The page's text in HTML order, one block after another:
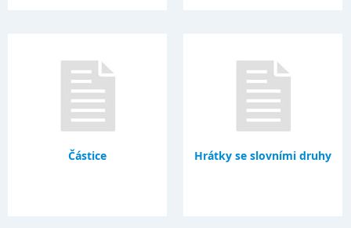
Částice Hrátky se slovními druhy